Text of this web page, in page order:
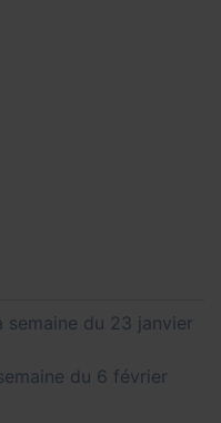
semaine du 23 janvier
du 6 février